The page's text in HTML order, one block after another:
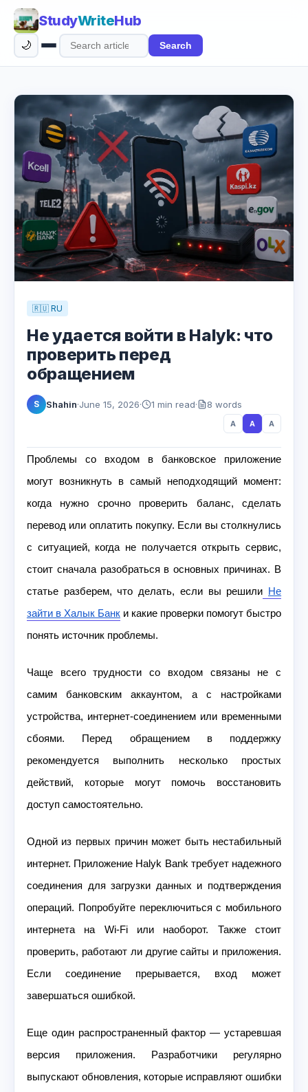
StudyWriteHub
Search
articles
Search
🌙
🇷🇺 RU
Не удается войти в Halyk: что
проверить перед
обращением
S Shahin·June 15, 2026· 1 min read· 8 words
A A A
Проблемы со входом в банковское приложение
могут возникнуть в самый неподходящий момент:
когда нужно срочно проверить баланс, сделать
перевод или оплатить покупку. Если вы столкнулись
с ситуацией, когда не получается открыть сервис,
стоит сначала разобраться в основных причинах. В
статье разберем, что делать, если вы решили Не
зайти в Халык Банки какие проверки помогут быстро
понять источник проблемы.
Чаще всего трудности со входом связаны не с
самим банковским аккаунтом, а с настройками
устройства, интернет-соединением или временными
сбоями. Перед обращением в поддержку
рекомендуется выполнить несколько простых
действий, которые могут помочь восстановить
доступ самостоятельно.
Одной из первых причин может быть нестабильный
интернет. Приложение Halyk Bank требует надежного
соединения для загрузки данных и подтверждения
операций. Попробуйте переключиться с мобильного
интернета на Wi-Fi или наоборот. Также стоит
проверить, работают ли другие сайты и приложения.
Если соединение прерывается, вход может
завершаться ошибкой.
Еще один распространенный фактор — устаревшая
версия приложения. Разработчики регулярно
выпускают обновления, которые исправляют ошибки